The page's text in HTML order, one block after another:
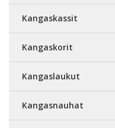
Kangaskassit
Kangaskorit
Kangaslaukut
Kangasnauhat